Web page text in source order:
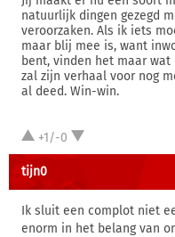
natuurlijk dingen gezegd
veroorzaken. Als ik iets
maar blij mee is, want
bent, vinden het maar
zal zijn verhaal voor nog
al deed. Win-win.
+1/-0
tijn0
Ik sluit een complot niet
enorm in het belang van